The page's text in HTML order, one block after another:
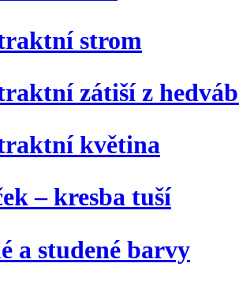
strom
zátiší z
květina
– kresba tuší
a studené barvy